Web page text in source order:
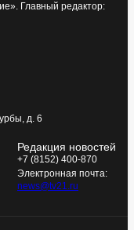
Главный редактор:
д. 6
Редакция новостей
+7 (8152) 400-870
Электронная почта:
news@tv21.ru